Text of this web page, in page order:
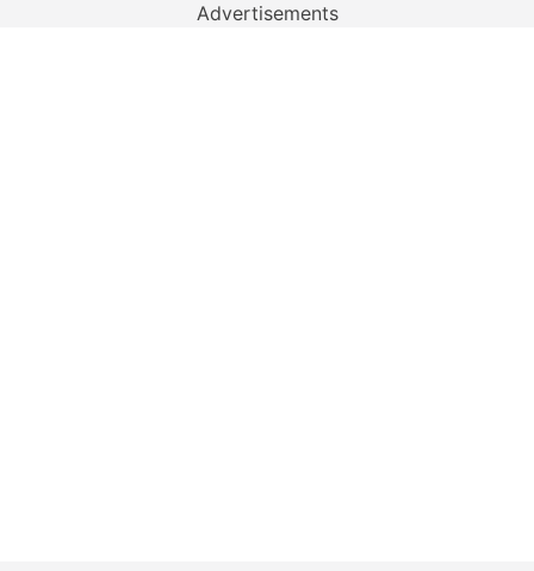
Advertisements